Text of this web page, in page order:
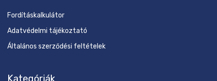
Fordításkalkulátor
Adatvédelmi tájékoztató
Általános szerződési feltételek
Kategóriák